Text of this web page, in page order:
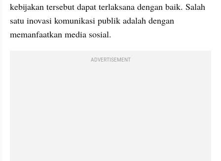
kebijakan tersebut dapat terlaksana dengan baik. Salah
satu inovasi komunikasi publik adalah dengan
memanfaatkan media sosial.
ADVERTISEMENT